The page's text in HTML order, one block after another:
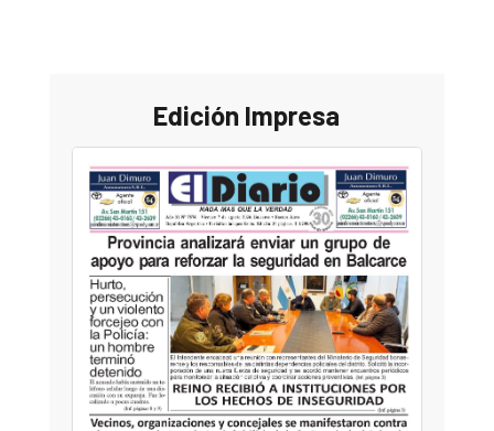
Edición Impresa